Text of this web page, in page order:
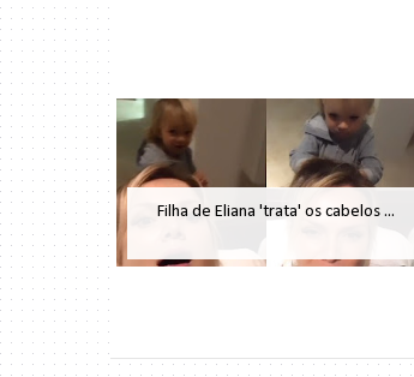
Filha de Eliana 'trata' os cabelos ...